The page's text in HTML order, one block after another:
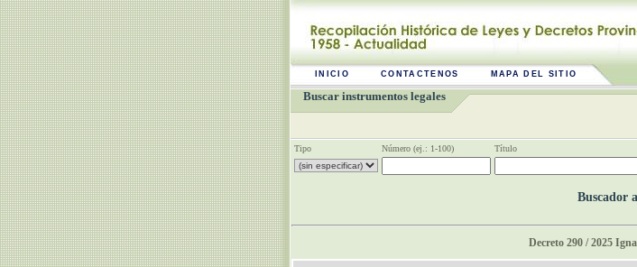
INICIO CONTACTENOS MAPA DEL SITIO
Buscar instrumentos legales
Tipo Número (ej.: 1-100) Título
Buscador
Decreto 290 / 2025